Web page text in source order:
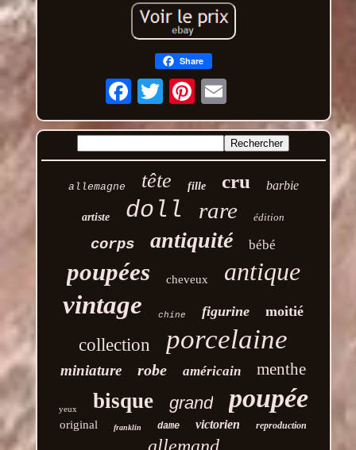
Share
Email
allemagne tête fille cru barbie
artiste doll rare édition
corps antiquité bébé
poupées cheveux
antique
vintage
chine figurine moitié
collection porcelaine
miniature robe américain menthe
yeux bisque grand poupée
original franklin dame victorien reproduction